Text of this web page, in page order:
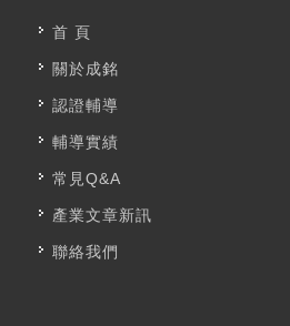
首 頁
關於成銘
認證輔導
輔導實績
常見Q&A
產業文章新訊
聯絡我們